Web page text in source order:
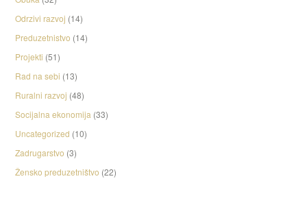
Odrzivi razvoj (14)
Preduzetnistvo (14)
Projekti (51)
Rad na sebi (13)
Ruralni razvoj (48)
Socijalna ekonomija (33)
Uncategorized (10)
Zadrugarstvo (3)
Žensko preduzetništvo (22)